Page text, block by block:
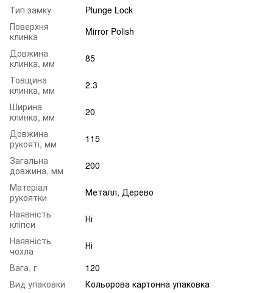
Тип замку
Plunge Lock
Поверхня
клинка
Mirror Polish
Довжина
клинка, мм
85
Товщина
клинка, мм
2.3
Ширина
клинка, мм
20
Довжина
рукояті, мм
115
Загальна
довжина, мм
200
Матеріал
рукоятки
Металл, Дерево
Наявність
кліпси
Ні
Наявність
чохла
Ні
Вага, г
120
Вид упаковки
Кольорова картонна упаковка